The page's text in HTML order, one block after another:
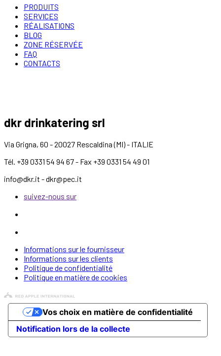
PRODUITS
SERVICES
RÉALISATIONS
BLOG
ZONE RÉSERVÉE
FAQ
CONTACTS
dkr drinkatering srl
Via Grigna, 60 - 20027 Rescaldina (MI) - ITALIE
Tél. +39 0331 54 94 67 - Fax +39 0331 54 49 01
info@dkr.it - dkr@pec.it
suivez-nous sur
Informations sur le fournisseur
Informations sur les clients
Politique de confidentialité
Politique en matière de cookies
Notification lors de la collecte
Vos choix en matière de confidentialité